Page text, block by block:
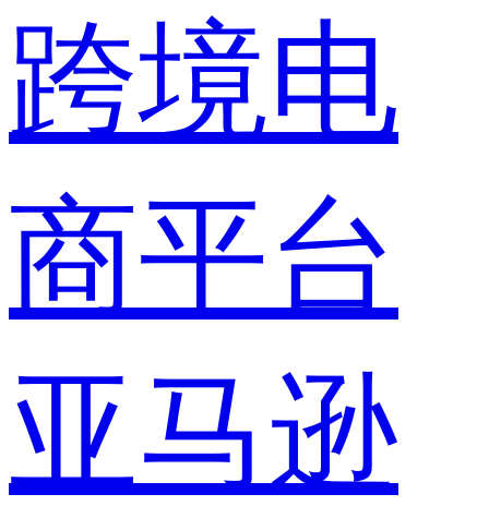
跨境电
商平台
亚马逊